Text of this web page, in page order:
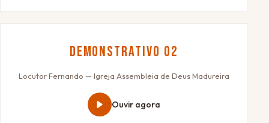
Demonstrativo 02
Locutor Fernando — Igreja Assembleia de Deus Madureira
Ouvir agora